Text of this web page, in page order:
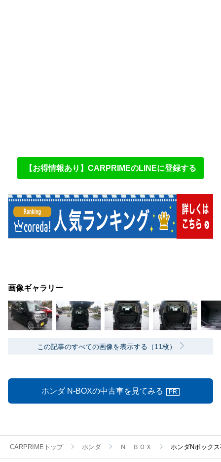
【お得情報あり】CARPRIMEのLINEに登録する
画像ギャラリー
この記事のすべての画像を表示する（11枚）
ホンダ N-BOXの中古車を見てみる PR
CARPRIMEトップ ホンダ Ｎ ＢＯＸ ホンダNボック